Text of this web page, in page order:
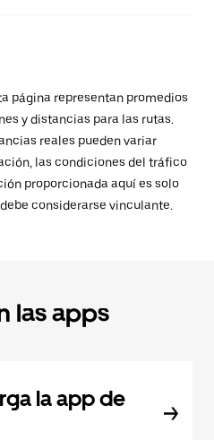
página representan promedios
y distancias para las rutas.
reales pueden variar
las condiciones del tráfico
proporcionada aquí es solo
considerarse vinculante.
las apps
la app de